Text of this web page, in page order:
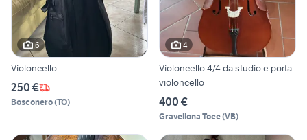
6
Violoncello
250 €
Bosconero(TO)
4
Violoncello 4/4 da studio e porta
violoncello
400 €
Gravellona Toce(VB)